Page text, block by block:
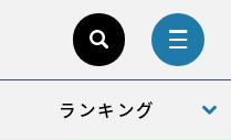
ランキング